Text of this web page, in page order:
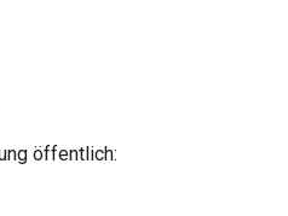
öffentlich: